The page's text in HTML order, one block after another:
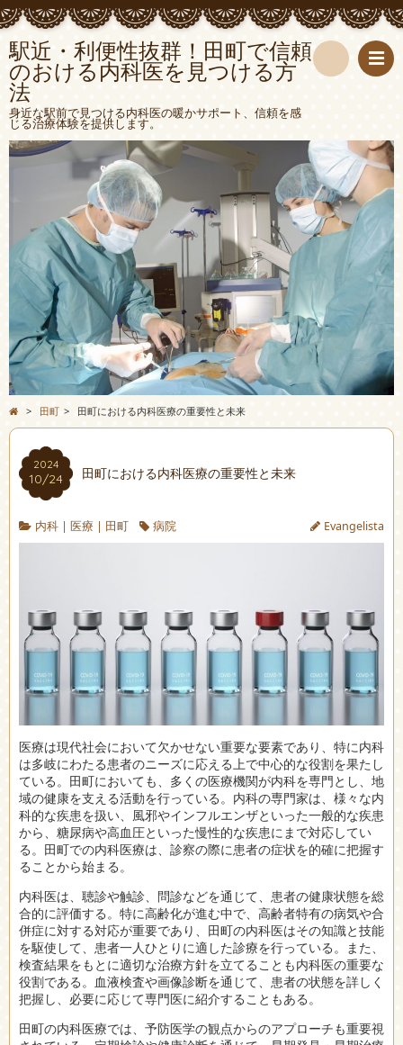
駅近・利便性抜群！田町で信頼
のおける内科医を見つける方
法
身近な駅前で見つける内科医の暖かサポート、信頼を感
じる治療体験を提供します。
> 田町 > 田町における内科医療の重要性と未来
2024
10/24 田町における内科医療の重要性と未来
内科| 医療 | 田町 病院 Evangelista
医療は現代社会において欠かせない重要な要素であり、特に内科
は多岐にわたる患者のニーズに応える上で中心的な役割を果たし
ている。 田町においても、多くの医療機関が内科を専門とし、地
域の健康を支える活動を行っている。内科の専門家は、様々な内
科的な疾患を扱い、風邪やインフルエンザといった一般的な疾患
から、糖尿病や高血圧といった慢性的な疾患にまで対応してい
る。田町での内科医療は、診察の際に患者の症状を的確に把握す
ることから始まる。
内科医は、聴診や触診、問診などを通じて、患者の健康状態を総
合的に評価する。特に高齢化が進む中で、高齢者特有の病気や合
併症に対する対応が重要であり、田町の内科医はその知識と技能
を駆使して、患者一人ひとりに適した診療を行っている。また、
検査結果をもとに適切な治療方針を立てることも内科医の重要な
役割である。血液検査や画像診断を通じて、患者の状態を詳しく
把握し、必要に応じて専門医に紹介することもある。
田町の内科医療では、予防医学の観点からのアプローチも重要視